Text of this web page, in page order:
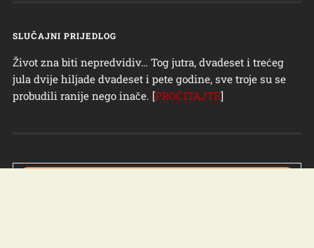
SLUČAJNI PRIJEDLOG
Život zna biti nepredvidiv… Tog jutra, dvadeset i trećeg
jula dvije hiljade dvadeset i pete godine, sve troje su se
probudili ranije nego inače. [PROČITAJTE]